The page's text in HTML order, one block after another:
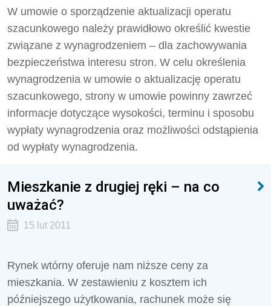
W umowie o sporządzenie aktualizacji operatu
szacunkowego należy prawidłowo określić kwestie
związane z wynagrodzeniem – dla zachowywania
bezpieczeństwa interesu stron. W celu określenia
wynagrodzenia w umowie o aktualizację operatu
szacunkowego, strony w umowie powinny zawrzeć
informacje dotyczące wysokości, terminu i sposobu
wypłaty wynagrodzenia oraz możliwości odstąpienia
od wypłaty wynagrodzenia.
Mieszkanie z drugiej ręki – na co
uważać?
15 lut 2011
Rynek wtórny oferuje nam niższe ceny za
mieszkania. W zestawieniu z kosztem ich
późniejszego użytkowania, rachunek może się